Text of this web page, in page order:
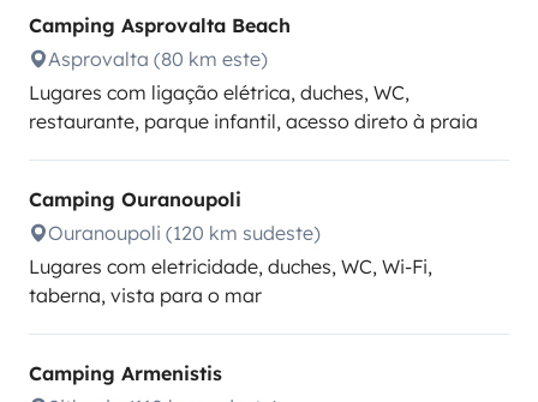
Camping Asprovalta Beach
Asprovalta (80 km este)
Lugares com ligação elétrica, duches, WC,
restaurante, parque infantil, acesso direto à praia
Camping Ouranoupoli
Ouranoupoli (120 km sudeste)
Lugares com eletricidade, duches, WC, Wi-Fi,
taberna, vista para o mar
Camping Armenistis